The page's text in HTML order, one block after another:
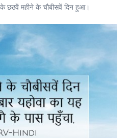
के छठवें महीने के चौबीसवें दिन हुआ।